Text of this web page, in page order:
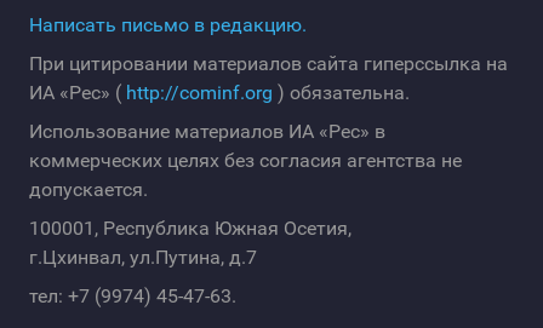
Написать письмо в редакцию.
При цитировании материалов сайта гиперссылка на
ИА «Рес» ( http://cominf.org ) обязательна.
Использование материалов ИА «Рес» в
коммерческих целях без согласия агентства не
допускается.
100001, Республика Южная Осетия,
г.Цхинвал, ул.Путина, д.7
тел: +7 (9974) 45-47-63.